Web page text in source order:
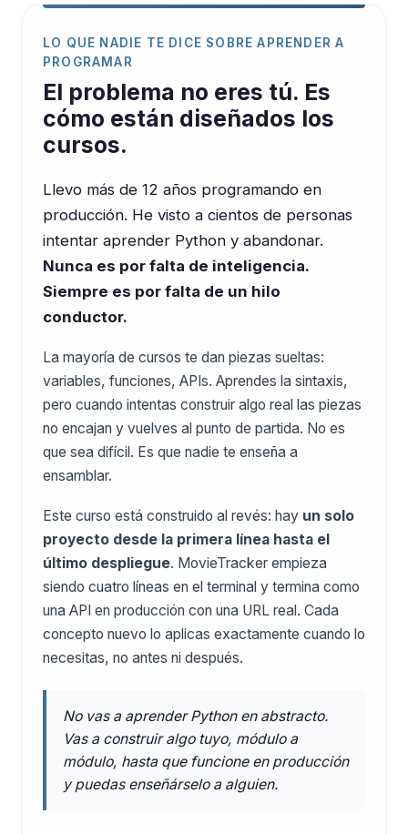
LO QUE NADIE TE DICE SOBRE APRENDER A
PROGRAMAR
El problema no eres tú. Es
cómo están diseñados los
cursos.
Llevo más de 12 años programando en
producción. He visto a cientos de personas
intentar aprender Python y abandonar.
Nunca es por falta de inteligencia.
Siempre es por falta de un hilo
conductor.
La mayoría de cursos te dan piezas sueltas:
variables, funciones, APIs. Aprendes la sintaxis,
pero cuando intentas construir algo real las piezas
no encajan y vuelves al punto de partida. No es
que sea difícil. Es que nadie te enseña a
ensamblar.
Este curso está construido al revés: hay un solo
proyecto desde la primera línea hasta el
último despliegue. MovieTracker empieza
siendo cuatro líneas en el terminal y termina como
una API en producción con una URL real. Cada
concepto nuevo lo aplicas exactamente cuando lo
necesitas, no antes ni después.
No vas a aprender Python en abstracto.
Vas a construir algo tuyo, módulo a
módulo, hasta que funcione en producción
y puedas enseñárselo a alguien.